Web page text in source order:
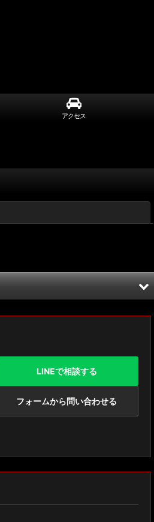
アクセス
LINEで相談する
フォームから問い合わせる